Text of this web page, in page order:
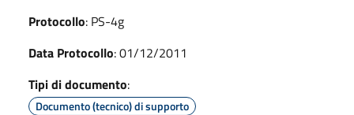
Protocollo: PS-4g
Data Protocollo: 01/12/2011
Tipi di documento:
Documento (tecnico) di supporto